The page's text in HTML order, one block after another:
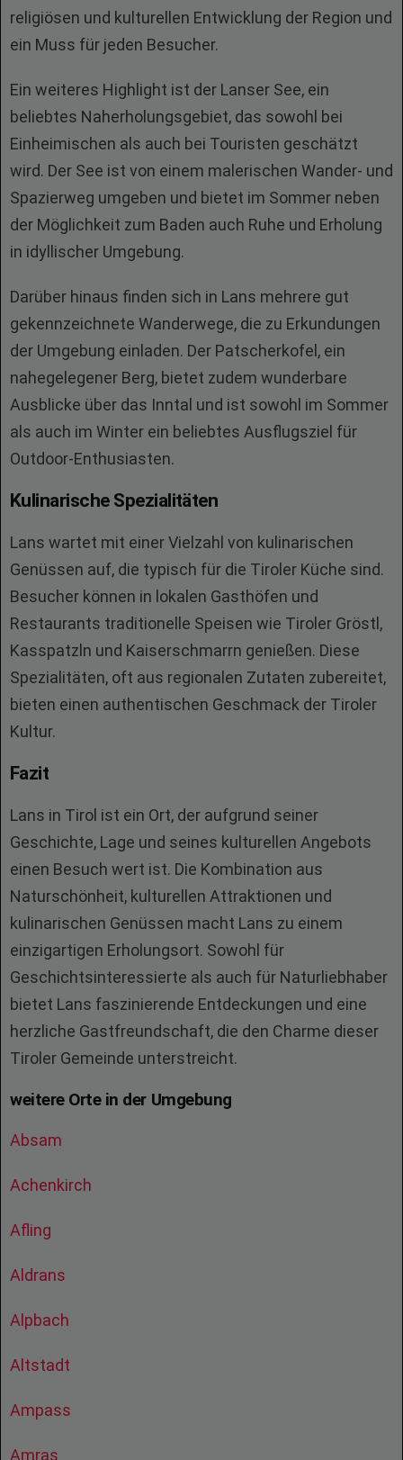
religiösen und kulturellen Entwicklung der Region und
ein Muss für jeden Besucher.
Ein weiteres Highlight ist der Lanser See, ein
beliebtes Naherholungsgebiet, das sowohl bei
Einheimischen als auch bei Touristen geschätzt
wird. Der See ist von einem malerischen Wander- und
Spazierweg umgeben und bietet im Sommer neben
der Möglichkeit zum Baden auch Ruhe und Erholung
in idyllischer Umgebung.
Darüber hinaus finden sich in Lans mehrere gut
gekennzeichnete Wanderwege, die zu Erkundungen
der Umgebung einladen. Der Patscherkofel, ein
nahegelegener Berg, bietet zudem wunderbare
Ausblicke über das Inntal und ist sowohl im Sommer
als auch im Winter ein beliebtes Ausflugsziel für
Outdoor-Enthusiasten.
Kulinarische Spezialitäten
Lans wartet mit einer Vielzahl von kulinarischen
Genüssen auf, die typisch für die Tiroler Küche sind.
Besucher können in lokalen Gasthöfen und
Restaurants traditionelle Speisen wie Tiroler Gröstl,
Kasspatzln und Kaiserschmarrn genießen. Diese
Spezialitäten, oft aus regionalen Zutaten zubereitet,
bieten einen authentischen Geschmack der Tiroler
Kultur.
Fazit
Lans in Tirol ist ein Ort, der aufgrund seiner
Geschichte, Lage und seines kulturellen Angebots
einen Besuch wert ist. Die Kombination aus
Naturschönheit, kulturellen Attraktionen und
kulinarischen Genüssen macht Lans zu einem
einzigartigen Erholungsort. Sowohl für
Geschichtsinteressierte als auch für Naturliebhaber
bietet Lans faszinierende Entdeckungen und eine
herzliche Gastfreundschaft, die den Charme dieser
Tiroler Gemeinde unterstreicht.
weitere Orte in der Umgebung
Absam
Achenkirch
Afling
Aldrans
Alpbach
Altstadt
Ampass
Amras